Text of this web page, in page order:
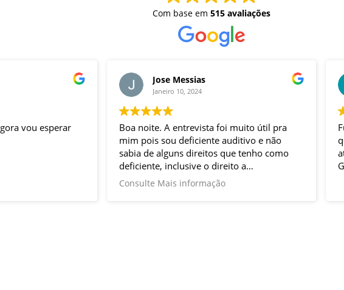
Com base em 515 avaliações
Jose Messias
Janeiro 10, 2024
Boa noite. A entrevista foi muito útil pra
mim pois sou deficiente auditivo e não
sabia de alguns direitos que tenho como
deficiente, inclusive o direito a
aposentadoria especial da pessoa com
Consulte Mais informação